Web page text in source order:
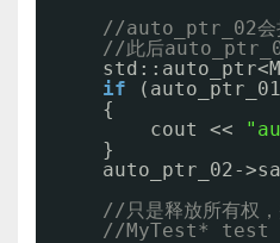
//auto_ptr_02会
//此后
if
{
cout <<
}
auto_ptr_02-
//只是释放所有权
//MyTest* test